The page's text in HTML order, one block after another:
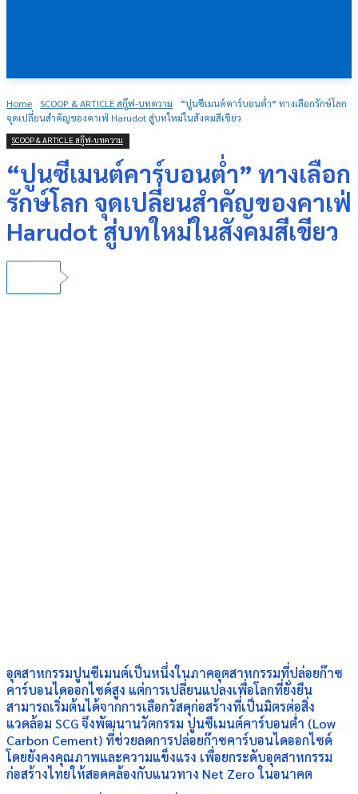
Home SCOOP & ARTICLE สกู๊ฟ-บทความ
“ปูนซีเมนต์คาร์บอนต่ำ” ทางเลือกรักษ์โลก
จุดเปลี่ยนสำคัญของคาเฟ่ Harudot สู่บทใหม่ในสังคมสีเขียว
SCOOP & ARTICLE สกู๊ฟ-บทความ
“ปูนซีเมนต์คาร์บอนต่ำ” ทางเลือก
รักษ์โลก จุดเปลี่ยนสำคัญของคาเฟ่
Harudot สู่บทใหม่ในสังคมสีเขียว
อุตสาหกรรมปูนซีเมนต์เป็นหนึ่งในภาคอุตสาหกรรมที่ปล่อยก๊าซ
คาร์บอนไดออกไซด์สูง แต่การเปลี่ยนแปลงเพื่อโลกที่ยั่งยืน
สามารถเริ่มต้นได้จากการเลือกวัสดุก่อสร้างที่เป็นมิตรต่อสิ่ง
แวดล้อม SCG จึงพัฒนานวัตกรรม ปูนซีเมนต์คาร์บอนต่ำ (Low
Carbon Cement) ที่ช่วยลดการปล่อยก๊าซคาร์บอนไดออกไซด์
โดยยังคงคุณภาพและความแข็งแรง เพื่อยกระดับอุตสาหกรรม
ก่อสร้างไทยให้สอดคล้องกับแนวทาง Net Zero ในอนาคต